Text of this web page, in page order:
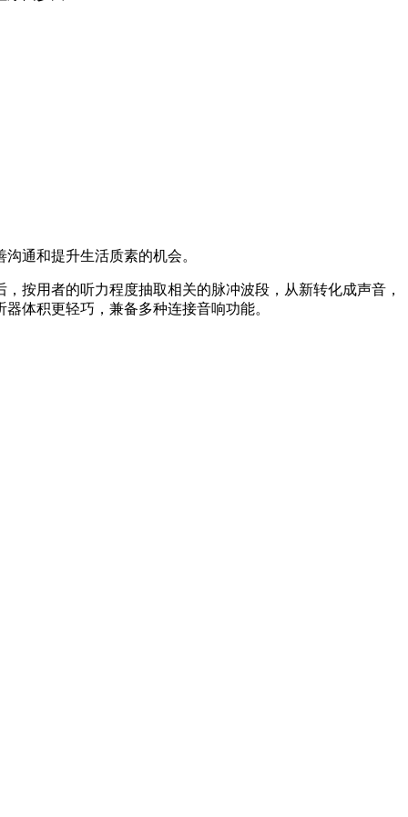
通和提升生活质素的机会。
按用者的听力程度抽取相关的脉冲波段，从新转化成声音，
体积更轻巧，兼备多种连接音响功能。